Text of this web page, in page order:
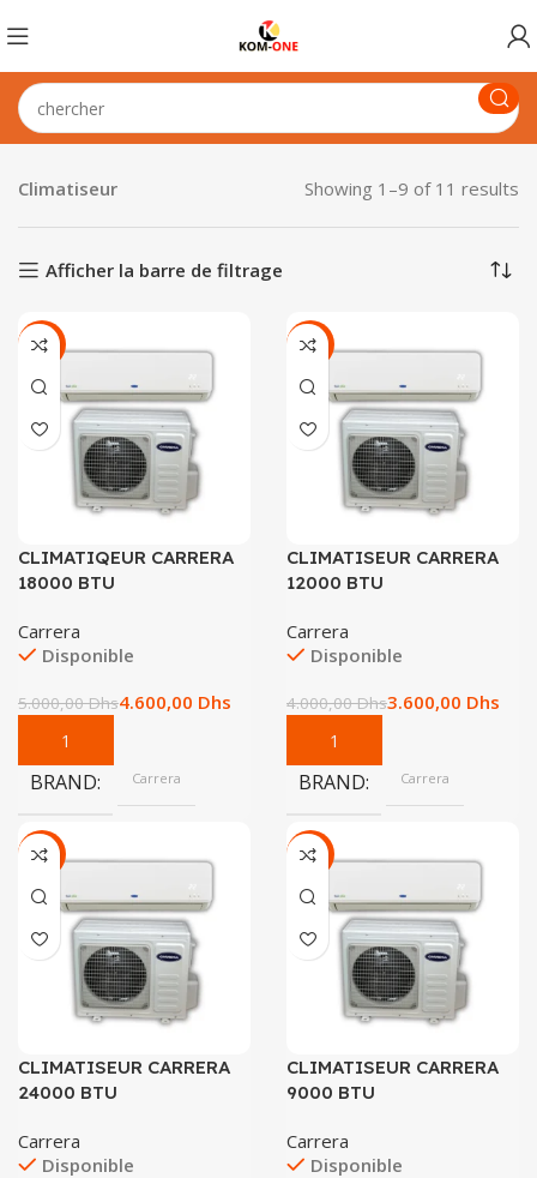
Climatiseur Showing 1–9 of 11 results
Afficher la barre de filtrage
-8%
CLIMATIQEUR CARRERA
18000 BTU
Carrera
Disponible
5.000,00Dhs4.600,00 Dhs
BRAND Carrera
-10%
CLIMATISEUR CARRERA
12000 BTU
Carrera
Disponible
4.000,00Dhs3.600,00 Dhs
BRAND Carrera
-7%
CLIMATISEUR CARRERA
24000 BTU
Carrera
Disponible
-14%
CLIMATISEUR CARRERA
9000 BTU
Carrera
Disponible